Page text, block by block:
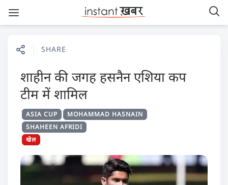
SHARE
शाहीन की जगह हसनैन एशिया कप
टीम में शामिल
ASIA CUP
MOHAMMAD HASNAIN
SHAHEEN AFRIDI
खेल